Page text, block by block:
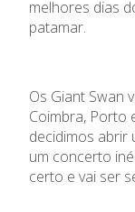
melhores dias
patamar.
Os Giant Swan
Coimbra, Porto
decidimos abrir
um concerto
certo e vai ser